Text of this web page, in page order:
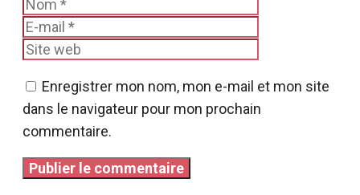
Enregistrer mon nom, mon e-mail et mon site
dans le navigateur pour mon prochain
commentaire.